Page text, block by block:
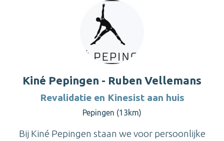
Kiné Pepingen - Ruben Vellemans
Revalidatie en Kinesist aan huis
Pepingen (13km)
Bij Kiné Pepingen staan we voor persoonlijke